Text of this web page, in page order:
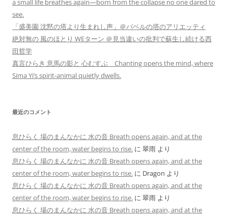
a small life breathes again—born from the collapse no one dared to
see.
「盛美園 沈黙の塔より生まれし声」＠バベルの塔のアリエッティ
絶対無の 風のほとり WEターン ＠見当違いの批判で蘇生し続ける西
田哲学
真言ひらき 意馬の影と 心むすぶ Chanting opens the mind, where
Sima Yi’s spirit-animal quietly dwells.
最近のコメント
息ひらく 場のまんなかに 水の音 Breath opens again, and at the
center of the room, water begins to rise. に 翠雨 より
息ひらく 場のまんなかに 水の音 Breath opens again, and at the
center of the room, water begins to rise. に Dragon より
息ひらく 場のまんなかに 水の音 Breath opens again, and at the
center of the room, water begins to rise. に 翠雨 より
息ひらく 場のまんなかに 水の音 Breath opens again, and at the